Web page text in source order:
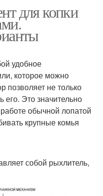
для копки
удобное
которое можно
позволяет не только
его. Это значительно
обычной лопатой
крупные комья
собой рыхлитель,